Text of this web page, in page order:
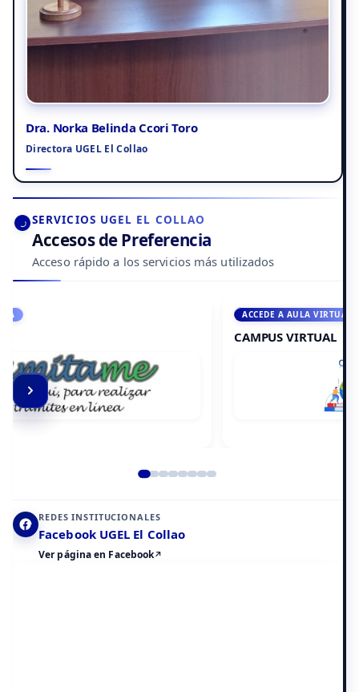
Dra. Norka Belinda Ccori Toro
Directora UGEL El Collao
SERVICIOS UGEL EL COLLAO
Accesos de Preferencia
Acceso rápido a los servicios más utilizados
REDES INSTITUCIONALES
Facebook UGEL El Collao
Ver página en Facebook